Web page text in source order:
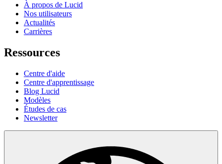
À propos de Lucid
Nos utilisateurs
Actualités
Carrières
Ressources
Centre d'aide
Centre d'apprentissage
Blog Lucid
Modèles
Études de cas
Newsletter